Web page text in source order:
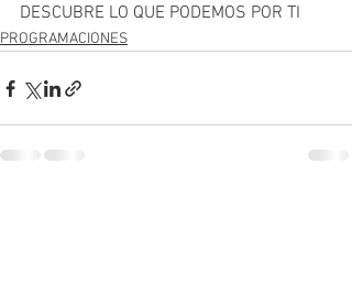
DESCUBRE LO QUE PODEMOS POR TI
PROGRAMACIONES